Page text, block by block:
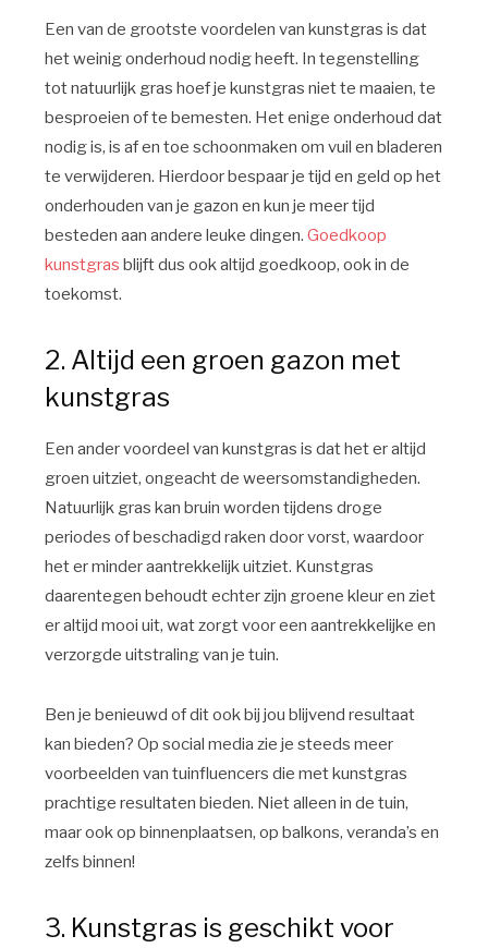
Een van de grootste voordelen van kunstgras is dat
het weinig onderhoud nodig heeft. In tegenstelling
tot natuurlijk gras hoef je kunstgras niet te maaien, te
besproeien of te bemesten. Het enige onderhoud dat
nodig is, is af en toe schoonmaken om vuil en bladeren
te verwijderen. Hierdoor bespaar je tijd en geld op het
onderhouden van je gazon en kun je meer tijd
besteden aan andere leuke dingen. Goedkoop
kunstgras blijft dus ook altijd goedkoop, ook in de
toekomst.
2. Altijd een groen gazon met
kunstgras
Een ander voordeel van kunstgras is dat het er altijd
groen uitziet, ongeacht de weersomstandigheden.
Natuurlijk gras kan bruin worden tijdens droge
periodes of beschadigd raken door vorst, waardoor
het er minder aantrekkelijk uitziet. Kunstgras
daarentegen behoudt echter zijn groene kleur en ziet
er altijd mooi uit, wat zorgt voor een aantrekkelijke en
verzorgde uitstraling van je tuin.
Ben je benieuwd of dit ook bij jou blijvend resultaat
kan bieden? Op social media zie je steeds meer
voorbeelden van tuinfluencers die met kunstgras
prachtige resultaten bieden. Niet alleen in de tuin,
maar ook op binnenplaatsen, op balkons, veranda’s en
zelfs binnen!
3. Kunstgras is geschikt voor